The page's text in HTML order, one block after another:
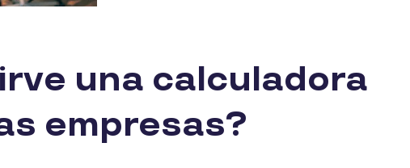
una calculadora
empresas?